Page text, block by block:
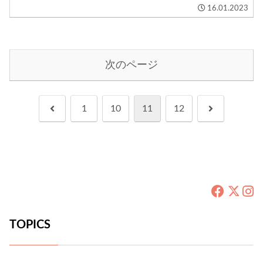
16.01.2023
次のページ
前 1 10 11 12 次
TOPICS